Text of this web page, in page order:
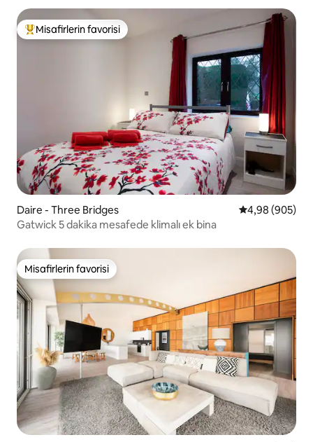
Misafirlerin favorilerinden en beğenilenler arasında
Misafirlerin favorisi
Daire - Three Bridges 5 üzerinden
4,98 (905)
Gatwick 5 dakika mesafede klimalı ek bina
Misafirlerin favorisi
Misafirlerin favorisi